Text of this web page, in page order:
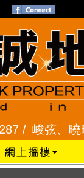
弦、曉暉花